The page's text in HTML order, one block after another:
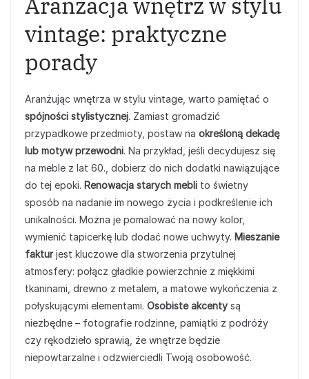
vintage: praktyczne
porady
Aranżując wnętrza w stylu vintage, warto pamiętać o
spójności stylistycznej. Zamiast gromadzić
przypadkowe przedmioty, postaw na określoną dekadę
lub motyw przewodni. Na przykład, jeśli decydujesz się
na meble z lat 60., dobierz do nich dodatki nawiązujące
do tej epoki. Renowacja starych mebli to świetny
sposób na nadanie im nowego życia i podkreślenie ich
unikalności. Można je pomalować na nowy kolor,
wymienić tapicerkę lub dodać nowe uchwyty. Mieszanie
fakturjest kluczowe dla stworzenia przytulnej
atmosfery: połącz gładkie powierzchnie z miękkimi
tkaninami, drewno z metalem, a matowe wykończenia z
połyskującymi elementami. Osobiste akcenty są
niezbędne – fotografie rodzinne, pamiątki z podróży
czy rękodzieło sprawią, że wnętrze będzie
niepowtarzalne i odzwierciedli Twoją osobowość.